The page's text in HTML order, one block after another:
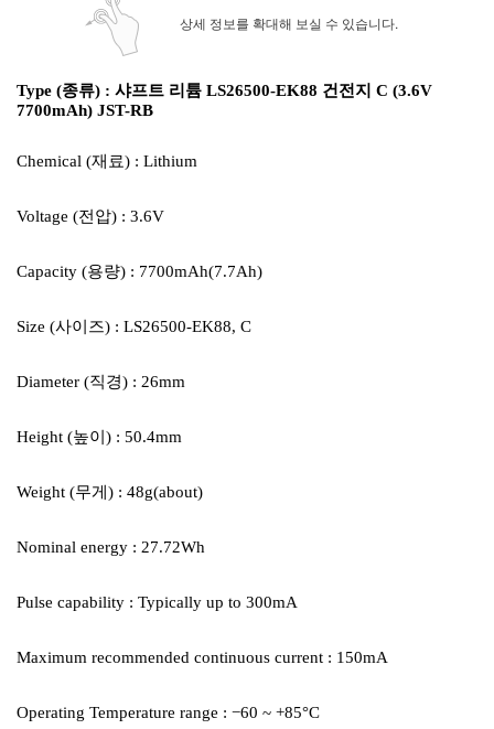
상세 정보를 확대해 보실 수 있습니다.
Type (종류) : 샤프트 리튬 LS26500-EK88 건전지 C (3.6V
7700mAh) JST-RB
Chemical (재료) : Lithium
Voltage (전압) : 3.6V
Capacity (용량) : 7700mAh(7.7Ah)
Size (사이즈) : LS26500-EK88, C
Diameter (직경) : 26mm
Height (높이) : 50.4mm
Weight (무게) : 48g(about)
Nominal energy : 27.72Wh
Pulse capability : Typically up to 300mA
Maximum recommended continuous current : 150mA
Operating Temperature range : −60 ~ +85°C